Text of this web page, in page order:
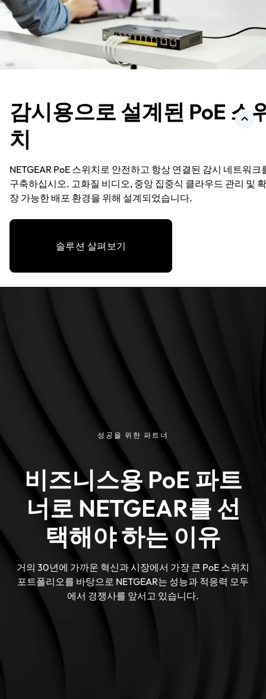
감시용으로 설계된 PoE 스
치
NETGEAR PoE 스위치로 안전하고 항상 연결된 감시 네트워크
구축하십시오. 고화질 비디오, 중앙 집중식 클라우드 관리 및 확
장 가능한 배포 환경을 위해 설계되었습니다.
솔루션 살펴보기
성공을 위한 파트너
비즈니스용 PoE 파트
너로 NETGEAR를 선
택해야 하는 이유
거의 30년에 가까운 혁신과 시장에서 가장 큰 PoE 스위치
포트폴리오를 바탕으로 NETGEAR는 성능과 적응력 모두
에서 경쟁사를 앞서고 있습니다.